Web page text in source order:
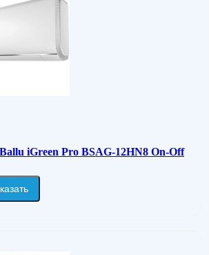
iGreen Pro BSAG-12HN8 On-Off